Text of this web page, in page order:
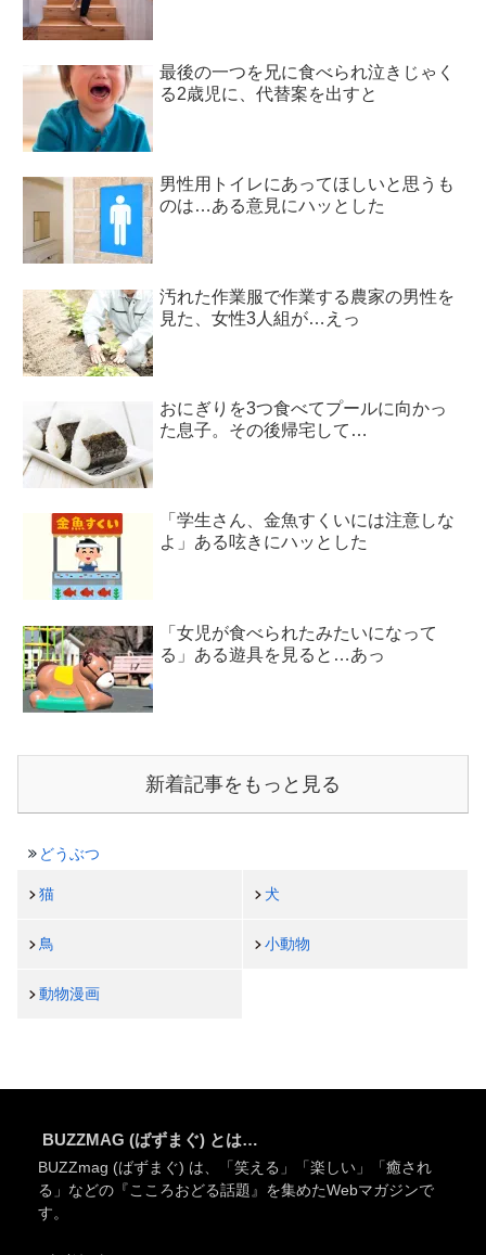
最後の一つを兄に食べられ泣きじゃく
る2歳児に、代替案を出すと
男性用トイレにあってほしいと思うも
のは…ある意見にハッとした
汚れた作業服で作業する農家の男性を
見た、女性3人組が…えっ
おにぎりを3つ食べてプールに向かっ
た息子。その後帰宅して…
「学生さん、金魚すくいには注意しな
よ」ある呟きにハッとした
「女児が食べられたみたいになって
る」ある遊具を見ると…あっ
新着記事をもっと見る
どうぶつ
猫 犬
鳥 小動物
動物漫画
BUZZMAG (ばずまぐ) とは…
BUZZmag (ばずまぐ) は、「笑える」「楽しい」「癒され
る」などの『こころおどる話題』を集めたWebマガジンで
す。